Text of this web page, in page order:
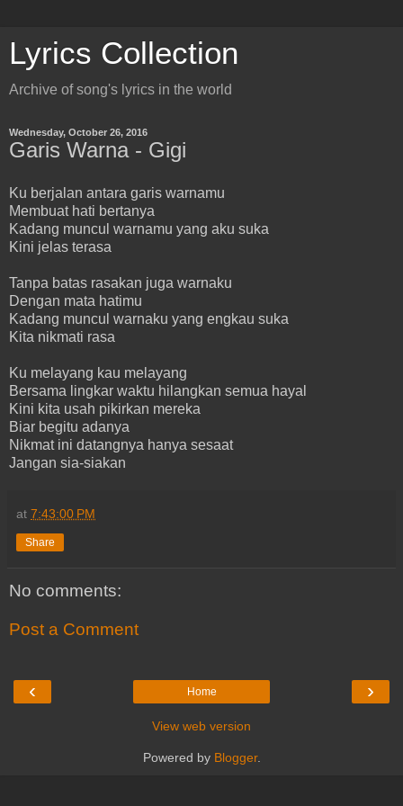
Lyrics Collection
Archive of song's lyrics in the world
Wednesday, October 26, 2016
Garis Warna - Gigi
Ku berjalan antara garis warnamu
Membuat hati bertanya
Kadang muncul warnamu yang aku suka
Kini jelas terasa
Tanpa batas rasakan juga warnaku
Dengan mata hatimu
Kadang muncul warnaku yang engkau suka
Kita nikmati rasa
Ku melayang kau melayang
Bersama lingkar waktu hilangkan semua hayal
Kini kita usah pikirkan mereka
Biar begitu adanya
Nikmat ini datangnya hanya sesaat
Jangan sia-siakan
at 7:43:00 PM
Share
No comments:
Post a Comment
‹ ›
Home
View web version
Powered by Blogger.